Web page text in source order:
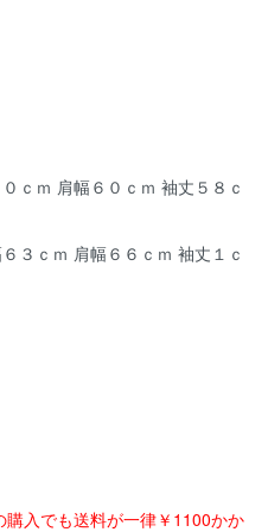
ｃｍ 肩幅６０ｃｍ 袖丈５８ｃ
３ｃｍ 肩幅６６ｃｍ 袖丈１ｃ
入でも送料が一律￥1100かか